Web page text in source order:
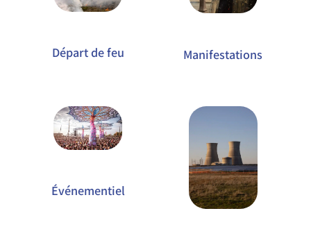
Départ de feu Manifestations
Événementiel